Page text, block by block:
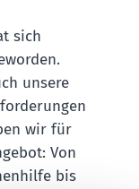
sich
unsere
wir für
Von
bis